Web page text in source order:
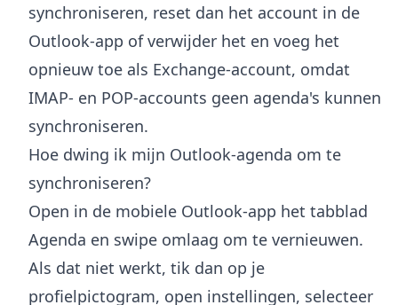
synchroniseren, reset dan het account in de
Outlook-app of verwijder het en voeg het
opnieuw toe als Exchange-account, omdat
IMAP- en POP-accounts geen agenda's kunnen
synchroniseren.
Hoe dwing ik mijn Outlook-agenda om te
synchroniseren?
Open in de mobiele Outlook-app het tabblad
Agenda en swipe omlaag om te vernieuwen.
Als dat niet werkt, tik dan op je
profielpictogram, open instellingen, selecteer